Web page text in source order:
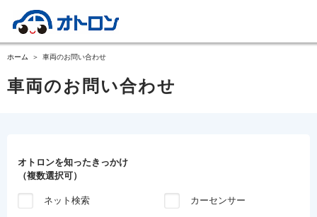
ホーム 車両のお問い合わせ
車両のお問い合わせ
オトロンを知ったきっかけ
（複数選択可）
ネット検索 カーセンサー